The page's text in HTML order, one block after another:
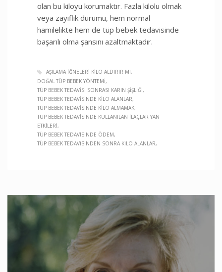
olan bu kiloyu korumaktır. Fazla kilolu olmak
veya zayıflık durumu, hem normal
hamilelikte hem de tüp bebek tedavisinde
başarılı olma şansını azaltmaktadır.
AŞILAMA IĞNELERI KILO ALDIRIR MI
DOĞAL TÜP BEBEK YÖNTEMI
TÜP BEBEK TEDAVISI SONRASI KARIN ŞIŞLIĞI
TÜP BEBEK TEDAVISINDE KILO ALANLAR
TÜP BEBEK TEDAVISINDE KILO ALMAMAK
TÜP BEBEK TEDAVISINDE KULLANILAN ILAÇLAR YAN
ETKILERI
TÜP BEBEK TEDAVISINDE ÖDEM
TÜP BEBEK TEDAVISINDEN SONRA KILO ALANLAR